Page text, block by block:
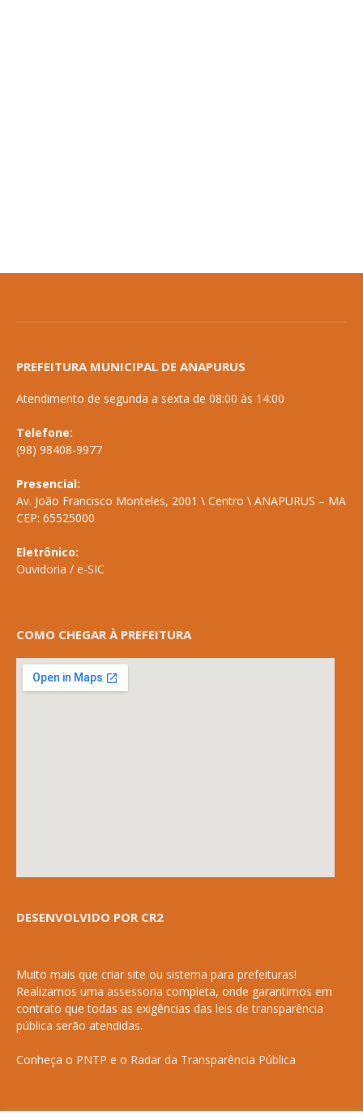
PREFEITURA MUNICIPAL DE ANAPURUS
Atendimento de segunda a sexta de 08:00 às 14:00
Telefone:
(98) 98408-9977
Presencial:
Av. João Francisco Monteles, 2001 \ Centro \ ANAPURUS – MA
CEP: 65525000
Eletrônico:
Ouvidoria / e-SIC
COMO CHEGAR À PREFEITURA
DESENVOLVIDO POR CR2
Muito mais que criar site ou sistema para prefeituras!
Realizamos uma assessoria completa, onde garantimos em
contrato que todas as exigências das leis de transparência
pública serão atendidas.
Conheça o PNTP e o Radar da Transparência Pública